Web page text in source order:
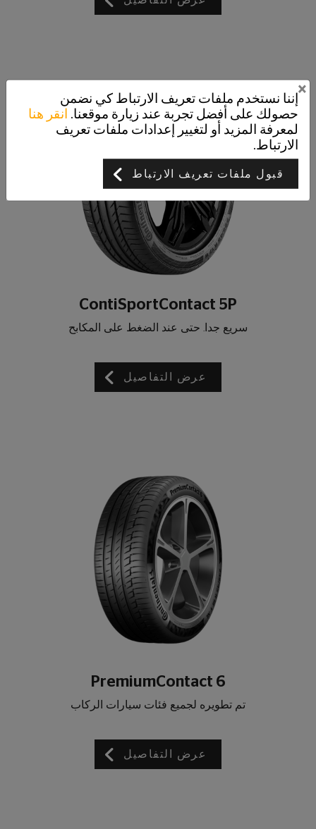
ContiSportContact 5P
سريع جدا. حتى عند الضغط على المكابح
عرض التفاصيل
PremiumContact 6
تم تطويره لجميع فئات سيارات الركاب
عرض التفاصيل
إننا نستخدم ملفات تعريف الارتباط كي نضمن
حصولك على أفضل تجربة عند زيارة موقعنا. انقر هنا
لمعرفة المزيد أو لتغيير إعدادات ملفات تعريف
الارتباط.
قبول ملفات تعريف الارتباط
×